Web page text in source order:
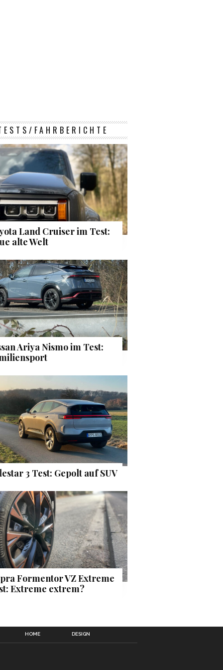
FAHRBERICHTE
Land Cruiser im Test:
alte Welt
Ariya Nismo im Test:
3 Test: Gepolt auf SUV
Formentor VZ Extreme
Extreme extrem?
HOME DESIGN